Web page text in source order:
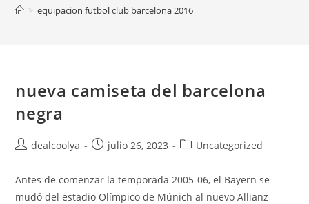
> equipacion futbol club barcelona 2016
nueva camiseta del barcelona
negra
Autor
la
entrada:
dealcoolya
Publicación
entrada:
julio 26, 2023
Categoría
la
entrada:
Uncategorized
Antes de comenzar la temporada 2005-06, el Bayern se
mudó del estadio Olímpico de Múnich al nuevo Allianz